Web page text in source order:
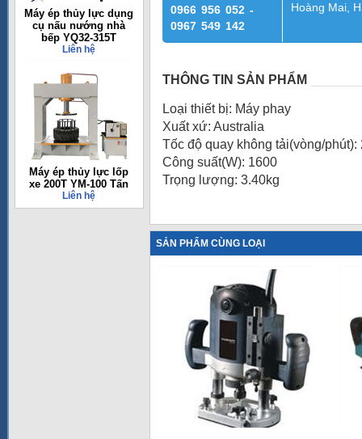
Máy ép thủy lực dụng
cụ nấu nướng nhà
bếp YQ32-315T
Liên hệ
Máy ép thủy lực lốp
xe 200T YM-100 Tấn
Liên hệ
0966 956 052 -
0967 549 142
Hoàng Mai,
THÔNG TIN SẢN PHẨM
Loại thiết bị: Máy phay
Xuất xứ: Australia
Tốc độ quay không tải(vòng/phút):
Công suất(W): 1600
Trọng lượng: 3.40kg
SẢN PHẨM CÙNG LOẠI